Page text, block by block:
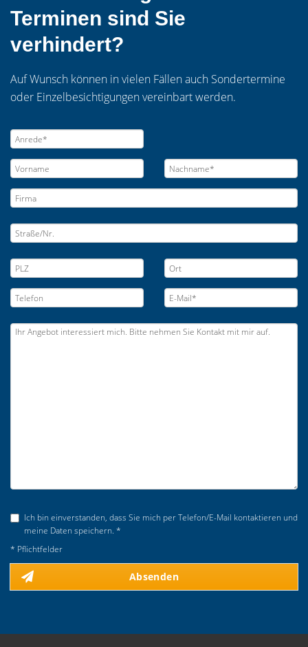
Terminen sind Sie
verhindert?
Auf Wunsch können in vielen Fällen auch Sondertermine
oder Einzelbesichtigungen vereinbart werden.
Ich bin einverstanden, dass Sie mich per Telefon/E-Mail kontaktieren und
meine Daten speichern. *
* Pflichtfelder
Absenden